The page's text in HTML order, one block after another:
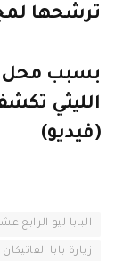
ترشحها
بسبب محل
الليثي
(فيديو)
البابا ليو الرابع
زيارة بابا